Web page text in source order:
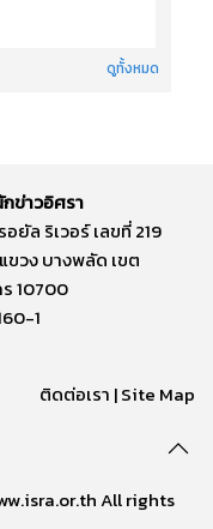
ดูทั้งหมด
ข่าวอิศรา
อยัล ริเวอร์ เลขที่ 219
วง บางพลัด เขต
10700
1
ติดต่อเรา |Site Map
All rights